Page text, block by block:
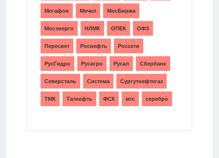
Мегафон Мечел МосБиржа
Мосэнерго НЛМК ОПЕК ОФЗ
Пересвет Роснефть Россети
РусГидро Русагро Русал Сбербанк
Северсталь Система Сургутнефтегаз
ТМК Татнефть ФСК мтс серебро